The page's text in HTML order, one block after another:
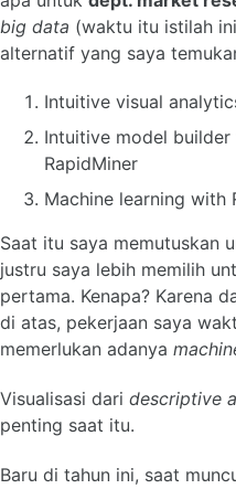
big data (waktu itu istilah
alternatif yang saya
Intuitive visual
Intuitive model
RapidMiner
Machine learning with
Saat itu saya memutuskan
justru saya lebih memilih
pertama. Kenapa? Karena
di atas, pekerjaan saya
memerlukan adanya
Visualisasi dari descriptive
penting saat itu.
Baru di tahun ini, saat